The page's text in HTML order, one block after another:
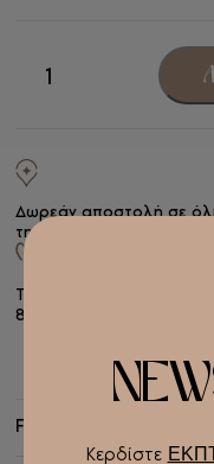
Envie
Eco
Leather
Δωρεάν αποστολή σε
την Ελλάδα
Τηλ. παραγγελίες
838443
Features
Κερδίστε